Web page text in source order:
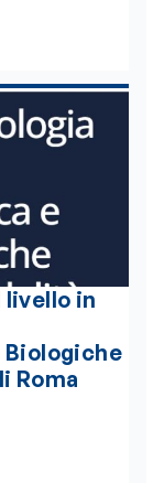
livello in
Biologiche
Roma